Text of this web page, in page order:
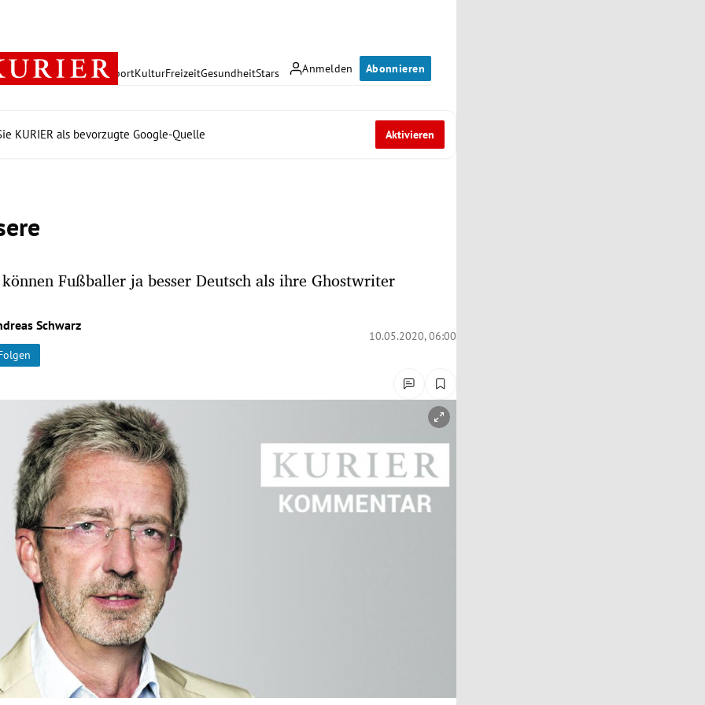
Anmelden Abonnieren
PolitikWirtschaft SportKulturFreizeitGesundheitStars
KURIER als bevorzugte Google-Quelle Aktivieren
Fußballer ja besser Deutsch als ihre Ghostwriter
Schwarz
10.05.2020, 06:00
öffnen/schließen